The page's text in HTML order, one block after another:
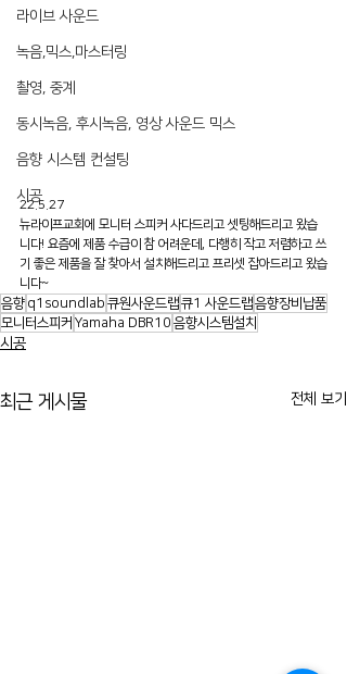
라이브 사운드
녹음,믹스,마스터링
촬영, 중계
동시녹음, 후시녹음, 영상 사운드 믹스
음향 시스템 컨설팅
시공
22.5.27
뉴라이프교회에 모니터 스피커 사다드리고 셋팅해드리고 왔습
니다! 요즘에 제품 수급이 참 어려운데, 다행히 작고 저렴하고 쓰
기 좋은 제품을 잘 찾아서 설치해드리고 프리셋 잡아드리고 왔습
니다~
음향 q1soundlab 큐원사운드랩큐1 사운드랩음향장비납품
모니터스피커 Yamaha DBR10 음향시스템설치
시공
최근 게시물 전체 보기